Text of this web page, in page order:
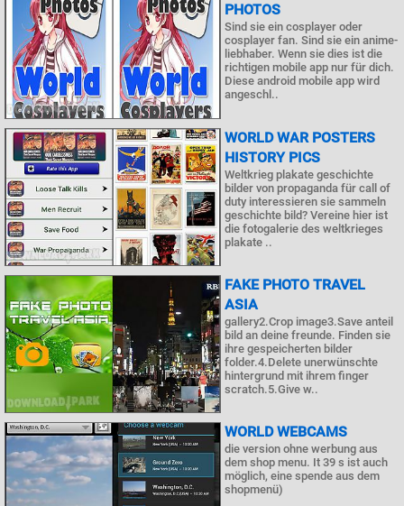
PHOTOS
Sind sie ein cosplayer oder
cosplayer fan. Sind sie ein anime-
liebhaber. Wenn sie dies ist die
richtigen mobile app nur für dich.
Diese android mobile app wird
angeschl..
WORLD WAR POSTERS
HISTORY PICS
Weltkrieg plakate geschichte
bilder von propaganda für call of
duty interessieren sie sammeln
geschichte bild? Vereine hier ist
die fotogalerie des weltkrieges
plakate ..
FAKE PHOTO TRAVEL
ASIA
gallery2.Crop image3.Save anteil
bild an deine freunde. Finden sie
ihre gespeicherten bilder
folder.4.Delete unerwünschte
hintergrund mit ihrem finger
scratch.5.Give w..
WORLD WEBCAMS
die version ohne werbung aus
dem shop menu. It 39 s ist auch
möglich, eine spende aus dem
shopmenü)